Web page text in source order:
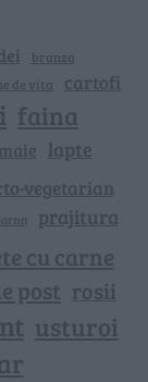
branza
de vita cartofi
faina
lapte
vegetarian
prajitura
cu carne
post rosii
usturoi